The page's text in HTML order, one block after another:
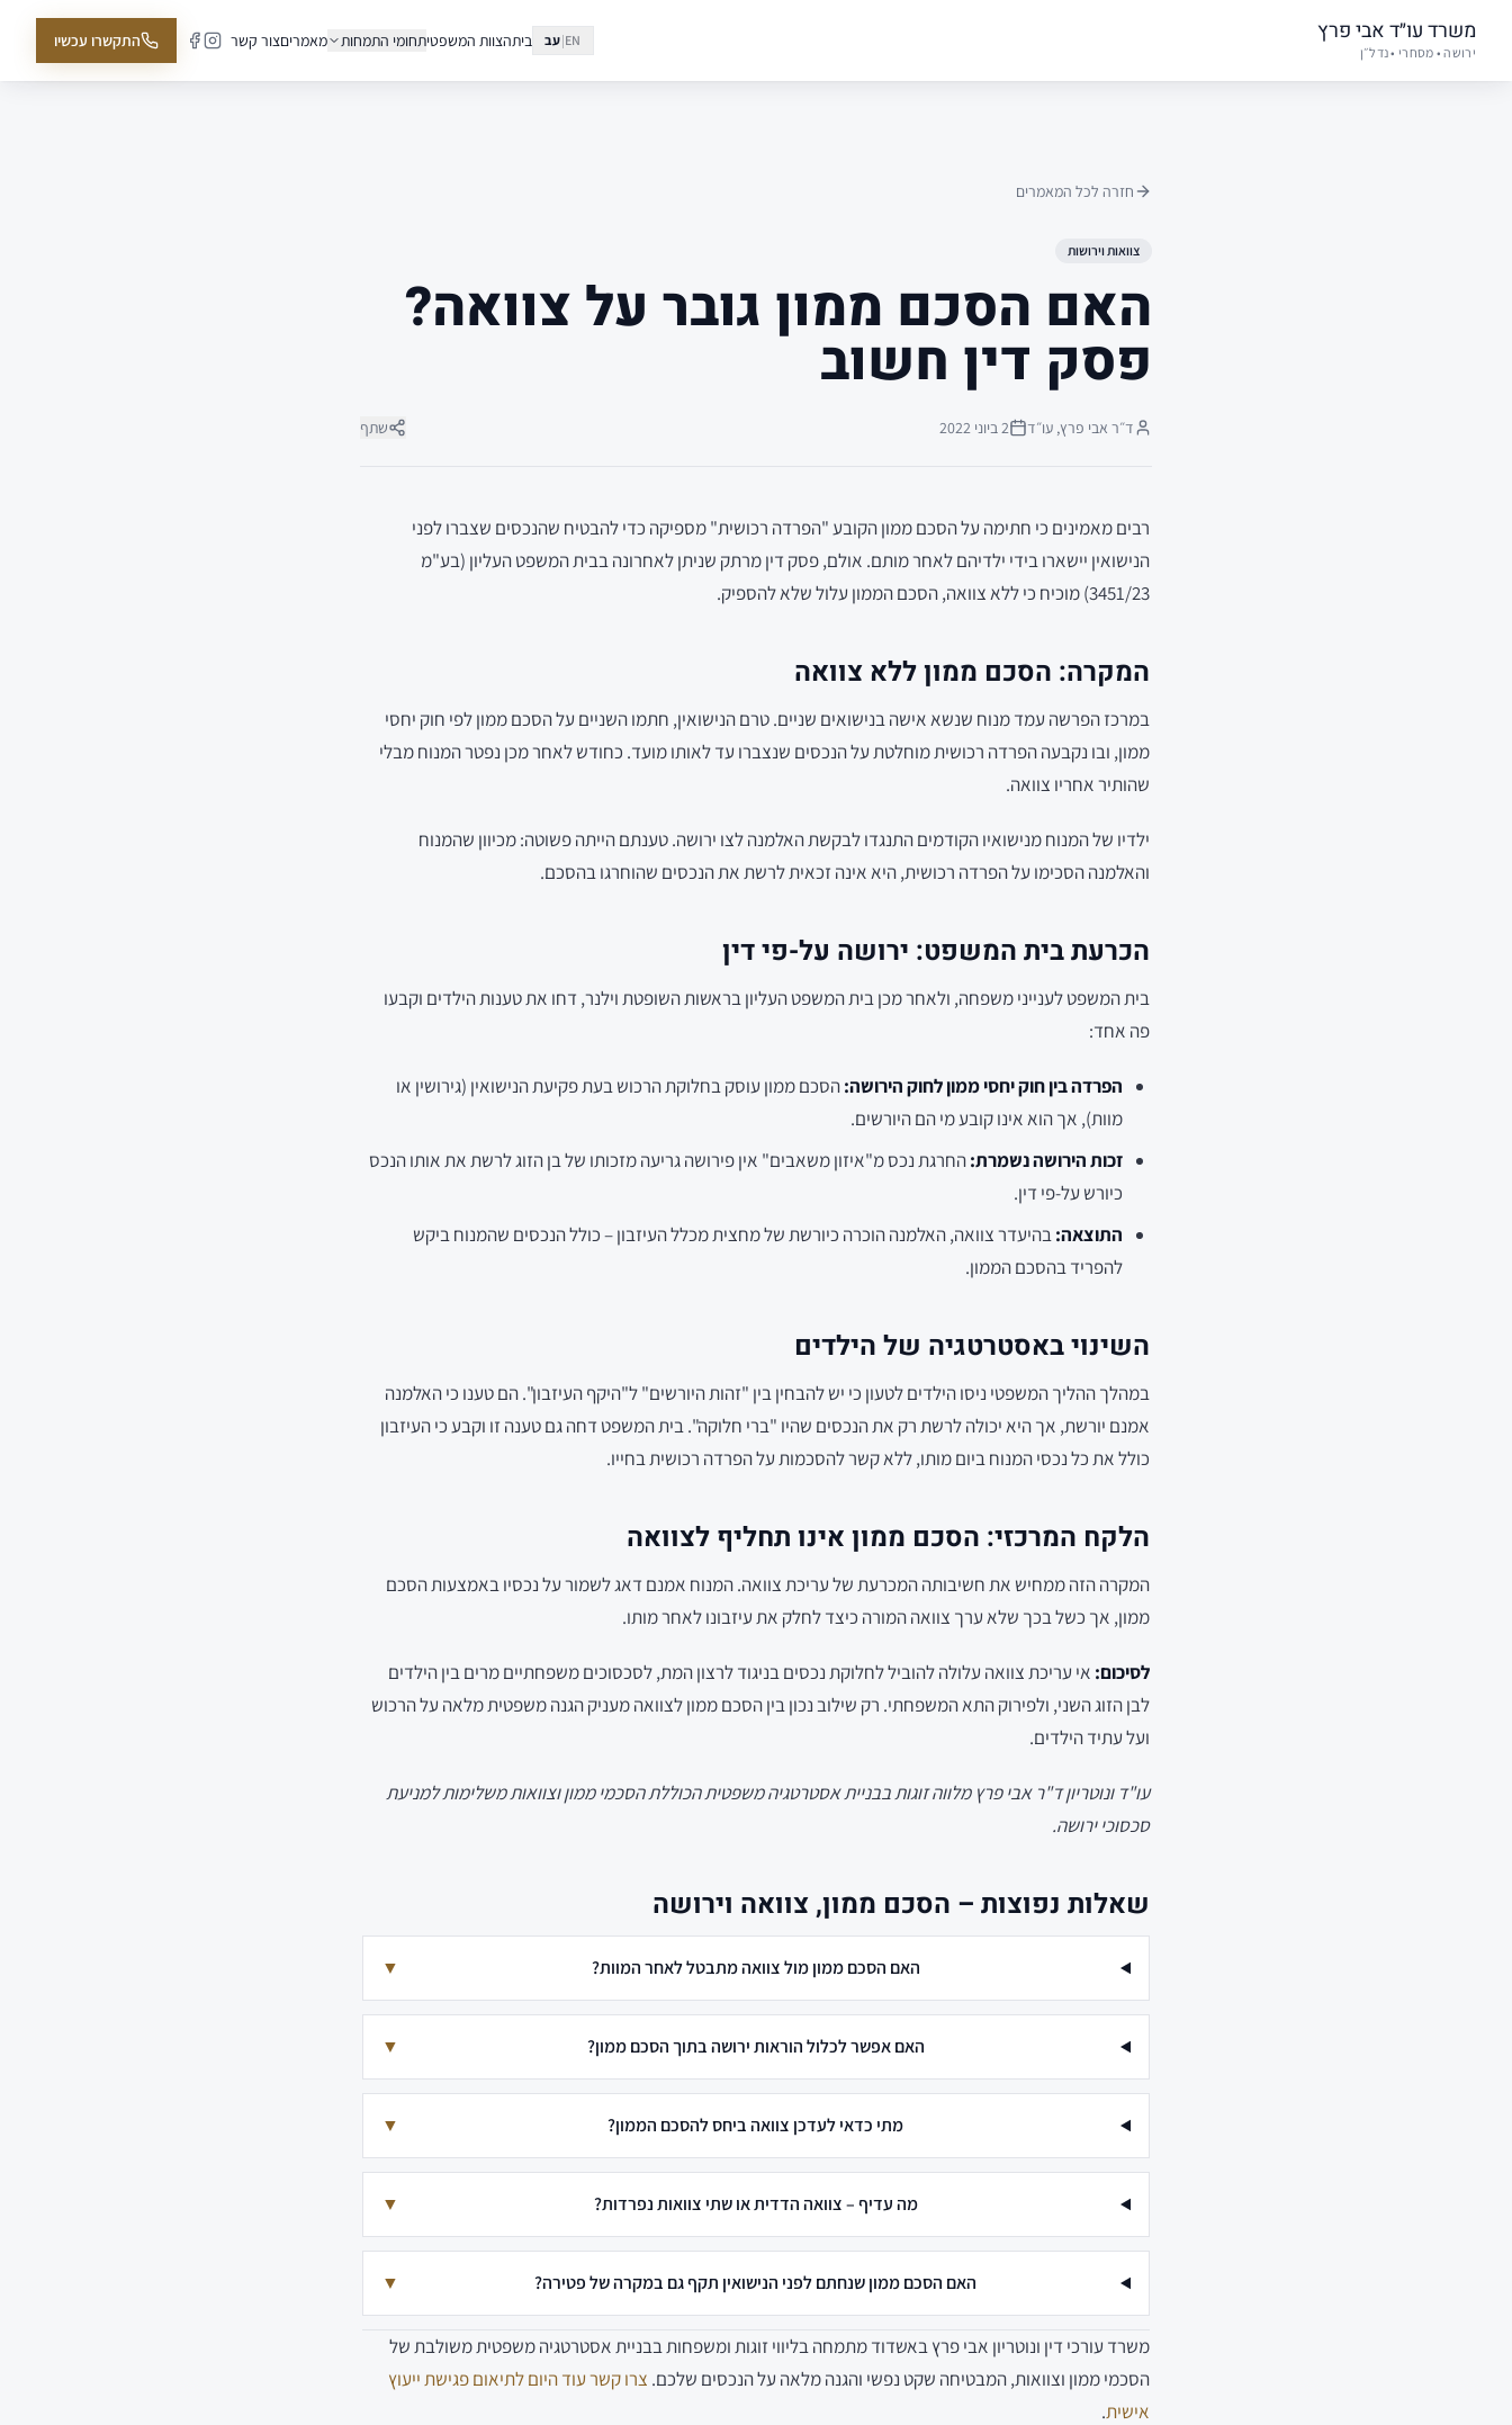
משרד עו״ד אבי פרץ
ירושה • מסחרי • נדל״ן
EN
|עב ביתהצוות המשפטיתחומי התמחות מאמריםצור קשר התקשרו עכשיו
חזרה לכל המאמרים
צוואות וירושות
האם הסכם ממון גובר על צוואה?
פסק דין חשוב
ד״ר אבי פרץ, עו״ד 2 ביוני 2022 שתף
רבים מאמינים כי חתימה על הסכם ממון הקובע "הפרדה רכושית" מספיקה כדי להבטיח שהנכסים שצברו לפני
הנישואין יישארו בידי ילדיהם לאחר מותם. אולם, פסק דין מרתק שניתן לאחרונה בבית המשפט העליון (בע"מ
3451/23) מוכיח כי ללא צוואה, הסכם הממון עלול שלא להספיק.
המקרה: הסכם ממון ללא צוואה
במרכז הפרשה עמד מנוח שנשא אישה בנישואים שניים. טרם הנישואין, חתמו השניים על הסכם ממון לפי חוק יחסי
ממון, ובו נקבעה הפרדה רכושית מוחלטת על הנכסים שנצברו עד לאותו מועד. כחודש לאחר מכן נפטר המנוח מבלי
שהותיר אחריו צוואה.
ילדיו של המנוח מנישואיו הקודמים התנגדו לבקשת האלמנה לצו ירושה. טענתם הייתה פשוטה: מכיוון שהמנוח
והאלמנה הסכימו על הפרדה רכושית, היא אינה זכאית לרשת את הנכסים שהוחרגו בהסכם.
הכרעת בית המשפט: ירושה על-פי דין
בית המשפט לענייני משפחה, ולאחר מכן בית המשפט העליון בראשות השופטת וילנר, דחו את טענות הילדים וקבעו
פה אחד:
הפרדה בין חוק יחסי ממון לחוק הירושה:הסכם ממון עוסק בחלוקת הרכוש בעת פקיעת הנישואין (גירושין או
מוות), אך הוא אינו קובע מי הם היורשים.
זכות הירושה נשמרת:החרגת נכס מ"איזון משאבים" אין פירושה גריעה מזכותו של בן הזוג לרשת את אותו הנכס
כיורש על-פי דין.
התוצאה:בהיעדר צוואה, האלמנה הוכרה כיורשת של מחצית מכלל העיזבון – כולל הנכסים שהמנוח ביקש
להפריד בהסכם הממון.
השינוי באסטרטגיה של הילדים
במהלך ההליך המשפטי ניסו הילדים לטעון כי יש להבחין בין "זהות היורשים" ל"היקף העיזבון". הם טענו כי האלמנה
אמנם יורשת, אך היא יכולה לרשת רק את הנכסים שהיו "ברי חלוקה". בית המשפט דחה גם טענה זו וקבע כי העיזבון
כולל את כל נכסי המנוח ביום מותו, ללא קשר להסכמות על הפרדה רכושית בחייו.
הלקח המרכזי: הסכם ממון אינו תחליף לצוואה
המקרה הזה ממחיש את חשיבותה המכרעת של עריכת צוואה. המנוח אמנם דאג לשמור על נכסיו באמצעות הסכם
ממון, אך כשל בכך שלא ערך צוואה המורה כיצד לחלק את עיזבונו לאחר מותו.
לסיכום: אי עריכת צוואה עלולה להוביל לחלוקת נכסים בניגוד לרצון המת, לסכסוכים משפחתיים מרים בין הילדים
לבן הזוג השני, ולפירוק התא המשפחתי. רק שילוב נכון בין הסכם ממון לצוואה מעניק הגנה משפטית מלאה על הרכוש
ועל עתיד הילדים.
עו"ד ונוטריון ד"ר אבי פרץ מלווה זוגות בבניית אסטרטגיה משפטית הכוללת הסכמי ממון וצוואות משלימות למניעת
סכסוכי ירושה.
שאלות נפוצות – הסכם ממון, צוואה וירושה
האם הסכם ממון מול צוואה מתבטל לאחר המוות? ▼
האם אפשר לכלול הוראות ירושה בתוך הסכם ממון? ▼
מתי כדאי לעדכן צוואה ביחס להסכם הממון? ▼
מה עדיף – צוואה הדדית או שתי צוואות נפרדות? ▼
האם הסכם ממון שנחתם לפני הנישואין תקף גם במקרה של פטירה? ▼
משרד עורכי דין ונוטריון אבי פרץ באשדוד מתמחה בליווי זוגות ומשפחות בבניית אסטרטגיה משפטית משולבת של
הסכמי ממון וצוואות, המבטיחה שקט נפשי והגנה מלאה על הנכסים שלכם. צרו קשר עוד היום לתיאום פגישת ייעוץ
אישית.